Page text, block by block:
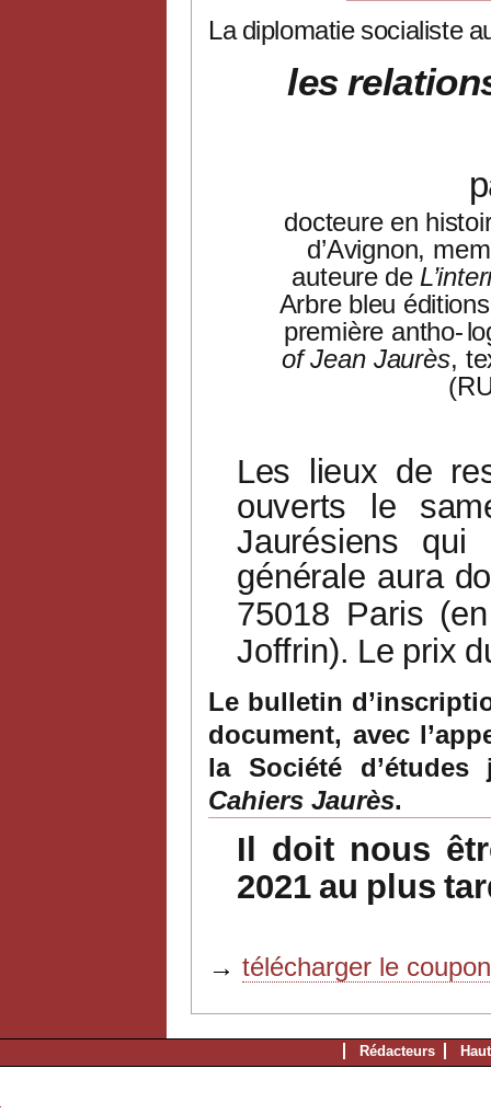
La diplomatie socialiste
les
docteure en
d’Avignon,
auteure de
Arbre bleu
première antho-
of Jean Jaurès,
Les lieux de
ouverts
le
Jaurésiens
qui
générale aura
75018 Paris (en
Joffrin). Le prix
Le bulletin
document, avec
la Société d’études
Cahiers Jaurès.
Il doit nous
2021 au plus
→ télécharger le
Rédacteurs